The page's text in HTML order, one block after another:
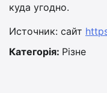
куда угодно.
Источник: сайт
Категорія: Різне